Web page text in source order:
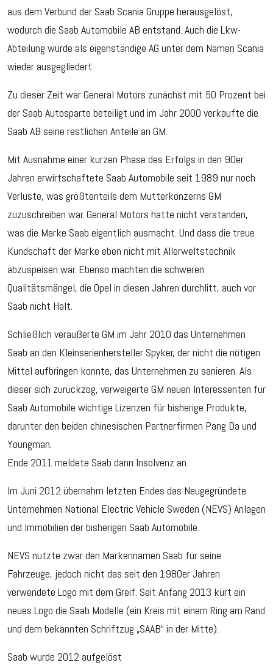
aus dem Verbund der Saab Scania Gruppe herausgelöst,
wodurch die Saab Automobile AB entstand. Auch die Lkw-
Abteilung wurde als eigenständige AG unter dem Namen Scania
wieder ausgegliedert.
Zu dieser Zeit war General Motors zunächst mit 50 Prozent bei
der Saab Autosparte beteiligt und im Jahr 2000 verkaufte die
Saab AB seine restlichen Anteile an GM.
Mit Ausnahme einer kurzen Phase des Erfolgs in den 90er
Jahren erwirtschaftete Saab Automobile seit 1989 nur noch
Verluste, was größtenteils dem Mutterkonzerns GM
zuzuschreiben war. General Motors hatte nicht verstanden,
was die Marke Saab eigentlich ausmacht. Und dass die treue
Kundschaft der Marke eben nicht mit Allerweltstechnik
abzuspeisen war. Ebenso machten die schweren
Qualitätsmängel, die Opel in diesen Jahren durchlitt, auch vor
Saab nicht Halt.
Schließlich veräußerte GM im Jahr 2010 das Unternehmen
Saab an den Kleinserienhersteller Spyker, der nicht die nötigen
Mittel aufbringen konnte, das Unternehmen zu sanieren. Als
dieser sich zurückzog, verweigerte GM neuen Interessenten für
Saab Automobile wichtige Lizenzen für bisherige Produkte,
darunter den beiden chinesischen Partnerfirmen Pang Da und
Youngman.
Ende 2011 meldete Saab dann Insolvenz an.
Im Juni 2012 übernahm letzten Endes das Neugegründete
Unternehmen National Electric Vehicle Sweden (NEVS) Anlagen
und Immobilien der bisherigen Saab Automobile.
NEVS nutzte zwar den Markennamen Saab für seine
Fahrzeuge, jedoch nicht das seit den 1980er Jahren
verwendete Logo mit dem Greif. Seit Anfang 2013 kürt ein
neues Logo die Saab Modelle (ein Kreis mit einem Ring am Rand
und dem bekannten Schriftzug „SAAB“ in der Mitte).
Saab wurde 2012 aufgelöst